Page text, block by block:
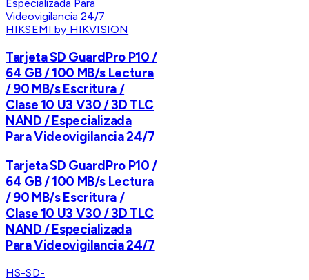
HIKSEMI by HIKVISION
Tarjeta SD GuardPro P10 /
64 GB / 100 MB/s Lectura
/ 90 MB/s Escritura /
Clase 10 U3 V30 / 3D TLC
NAND / Especializada
Para Videovigilancia 24/7
Tarjeta SD GuardPro P10 /
64 GB / 100 MB/s Lectura
/ 90 MB/s Escritura /
Clase 10 U3 V30 / 3D TLC
NAND / Especializada
Para Videovigilancia 24/7
HS-SD-